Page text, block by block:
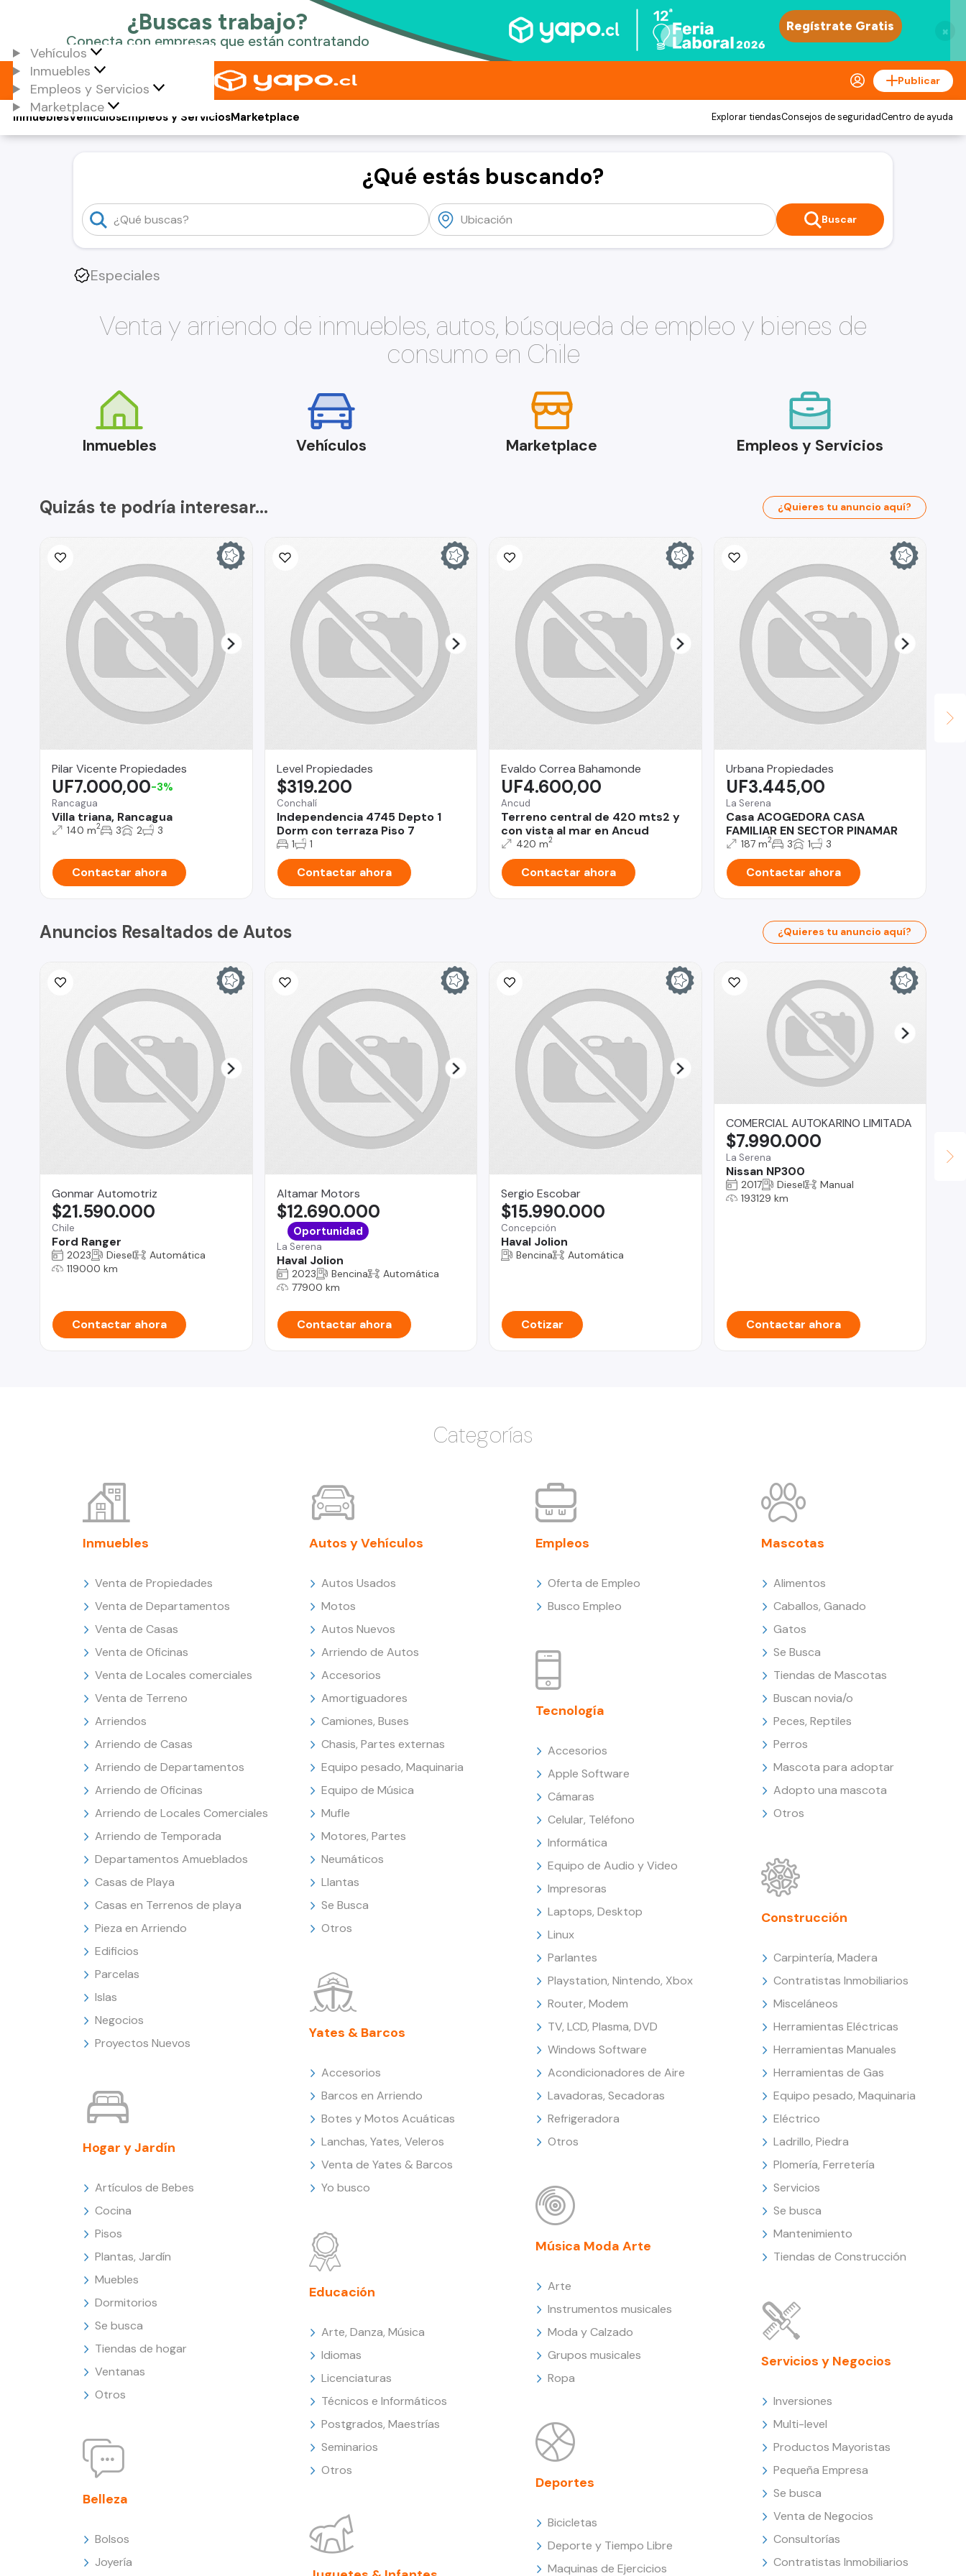
×
Vehículos
Inmuebles
Empleos y Servicios
Marketplace
Publicar
Vehículos
Inmuebles Empleos y ServiciosMarketplace Explorar tiendasConsejos de seguridadCentro de ayuda
¿Qué estás buscando?
Buscar
Especiales
Venta y arriendo de inmuebles, autos, búsqueda de empleo y bienes de
consumo en Chile
Inmuebles Vehículos Marketplace Empleos y Servicios
Quizás te podría interesar... ¿Quieres tu anuncio aquí?
Pilar Vicente Propiedades
Rancagua
Villa triana, Rancagua
UF7.000,00-3%
140 m2 3 2 3
Contactar ahora
Level Propiedades
Conchalí
Independencia 4745 Depto 1
Dorm con terraza Piso 7
$319.200
1 1
Contactar ahora
Evaldo Correa Bahamonde
Ancud
Terreno central de 420 mts2 y
con vista al mar en Ancud
UF4.600,00
420 m2
Contactar ahora
Urbana Propiedades
La Serena
Casa ACOGEDORA CASA
FAMILIAR EN SECTOR PINAMAR
UF3.445,00
187 m2 3 1 3
Contactar ahora
Anuncios Resaltados de Autos ¿Quieres tu anuncio aquí?
Gonmar Automotriz
Chile
Ford Ranger
$21.590.000
2023 Diesel
Automática
119000 km
Contactar ahora
Altamar Motors
La Serena
Haval Jolion
$12.690.000
Oportunidad
2023 Bencina
Automática
77900 km
Contactar ahora
Sergio Escobar
Concepción
Haval Jolion
$15.990.000
Bencina Automática
Cotizar
COMERCIAL AUTOKARINO LIMITADA
La Serena
Nissan NP300
$7.990.000
2017 Diesel
Manual
193129 km
Contactar ahora
Categorías
Inmuebles
Venta de Propiedades
Venta de Departamentos
Venta de Casas
Venta de Oficinas
Venta de Locales comerciales
Venta de Terreno
Arriendos
Arriendo de Casas
Arriendo de Departamentos
Arriendo de Oficinas
Arriendo de Locales Comerciales
Arriendo de Temporada
Departamentos Amueblados
Casas de Playa
Casas en Terrenos de playa
Pieza en Arriendo
Edificios
Parcelas
Islas
Negocios
Proyectos Nuevos
Hogar y Jardín
Artículos de Bebes
Cocina
Pisos
Plantas, Jardín
Muebles
Dormitorios
Se busca
Tiendas de hogar
Ventanas
Otros
Belleza
Bolsos
Joyería
Autos y Vehículos
Autos Usados
Motos
Autos Nuevos
Arriendo de Autos
Accesorios
Amortiguadores
Camiones, Buses
Chasis, Partes externas
Equipo pesado, Maquinaria
Equipo de Música
Mufle
Motores, Partes
Neumáticos
Llantas
Se Busca
Otros
Yates & Barcos
Accesorios
Barcos en Arriendo
Botes y Motos Acuáticas
Lanchas, Yates, Veleros
Venta de Yates & Barcos
Yo busco
Educación
Arte, Danza, Música
Idiomas
Licenciaturas
Técnicos e Informáticos
Postgrados, Maestrías
Seminarios
Otros
Empleos
Oferta de Empleo
Busco Empleo
Tecnología
Accesorios
Apple Software
Cámaras
Celular, Teléfono
Informática
Equipo de Audio y Video
Impresoras
Laptops, Desktop
Linux
Parlantes
Playstation, Nintendo, Xbox
Router, Modem
TV, LCD, Plasma, DVD
Windows Software
Acondicionadores de Aire
Lavadoras, Secadoras
Refrigeradora
Otros
Música Moda Arte
Arte
Instrumentos musicales
Moda y Calzado
Grupos musicales
Ropa
Deportes
Bicicletas
Deporte y Tiempo Libre
Maquinas de Ejercicios
Mascotas
Alimentos
Caballos, Ganado
Gatos
Se Busca
Tiendas de Mascotas
Buscan novia/o
Peces, Reptiles
Perros
Mascota para adoptar
Adopto una mascota
Otros
Construcción
Carpintería, Madera
Contratistas Inmobiliarios
Misceláneos
Herramientas Eléctricas
Herramientas Manuales
Herramientas de Gas
Equipo pesado, Maquinaria
Eléctrico
Ladrillo, Piedra
Plomería, Ferretería
Servicios
Se busca
Mantenimiento
Tiendas de Construcción
Servicios y Negocios
Inversiones
Multi-level
Productos Mayoristas
Pequeña Empresa
Se busca
Venta de Negocios
Consultorías
Contratistas Inmobiliarios